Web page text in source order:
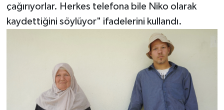
çağırıyorlar. Herkes telefona bile Niko olarak
kaydettiğini söylüyor" ifadelerini kullandı.